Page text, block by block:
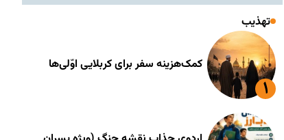
تهذیب
کمک‌هزینه سفر برای کربلایی اوّلی‌ها